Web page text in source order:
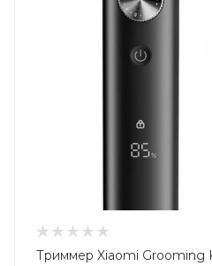
Триммер Xiaomi Grooming